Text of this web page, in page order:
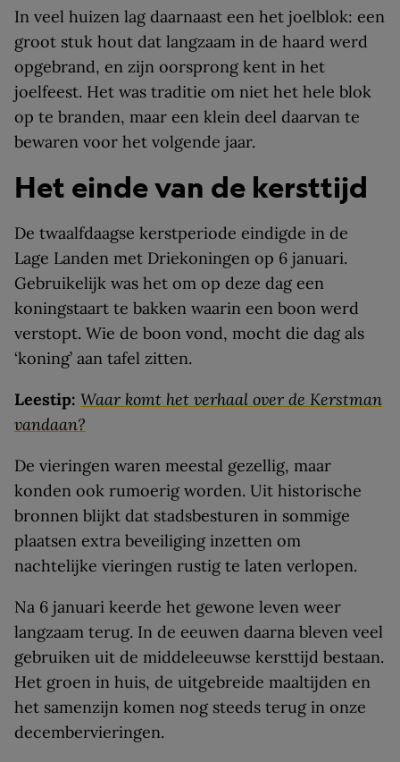
In veel huizen lag daarnaast een het joelblok: een
groot stuk hout dat langzaam in de haard werd
opgebrand, en zijn oorsprong kent in het
joelfeest. Het was traditie om niet het hele blok
op te branden, maar een klein deel daarvan te
bewaren voor het volgende jaar.
Het einde van de kersttijd
De twaalfdaagse kerstperiode eindigde in de
Lage Landen met Driekoningen op 6 januari.
Gebruikelijk was het om op deze dag een
koningstaart te bakken waarin een boon werd
verstopt. Wie de boon vond, mocht die dag als
‘koning’ aan tafel zitten.
Leestip: Waar komt het verhaal over de Kerstman
vandaan?
De vieringen waren meestal gezellig, maar
konden ook rumoerig worden. Uit historische
bronnen blijkt dat stadsbesturen in sommige
plaatsen extra beveiliging inzetten om
nachtelijke vieringen rustig te laten verlopen.
Na 6 januari keerde het gewone leven weer
langzaam terug. In de eeuwen daarna bleven veel
gebruiken uit de middeleeuwse kersttijd bestaan.
Het groen in huis, de uitgebreide maaltijden en
het samenzijn komen nog steeds terug in onze
decembervieringen.